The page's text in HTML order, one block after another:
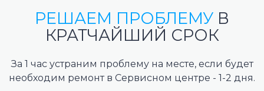
РЕШАЕМ ПРОБЛЕМУ В
КРАТЧАЙШИЙ СРОК
За 1 час устраним проблему на месте, если будет
необходим ремонт в Сервисном центре - 1-2 дня.